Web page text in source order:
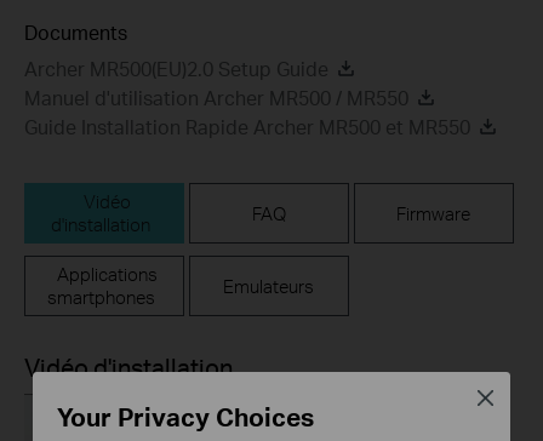
Documents
Archer MR500(EU)2.0 Setup Guide
Manuel d'utilisation Archer MR500 / MR550
Guide Installation Rapide Archer MR500 et MR550
Vidéo
d'installation
FAQ Firmware
Applications
smartphones
Emulateurs
Vidéo d'installation
Your Privacy Choices
Close